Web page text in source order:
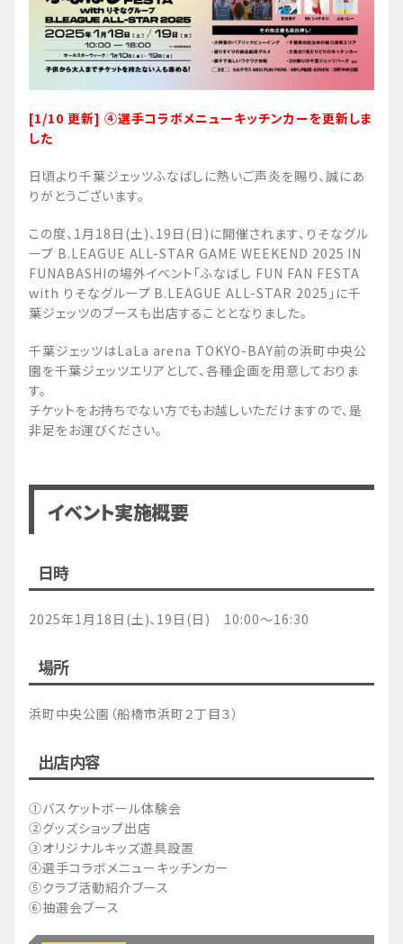
[1/10 更新] ④選手コラボメニューキッチンカーを更新しま
した
日頃より千葉ジェッツふなばしに熱いご声炎を賜り、誠にあ
りがとうございます。
この度、1月18日(土)、19日(日)に開催されます、りそなグル
ープ B.LEAGUE ALL-STAR GAME WEEKEND 2025 IN
FUNABASHIの場外イベント「ふなばし FUN FAN FESTA
with りそなグループ B.LEAGUE ALL-STAR 2025」に千
葉ジェッツのブースも出店することとなりました。
千葉ジェッツはLaLa arena TOKYO-BAY前の浜町中央公
園を千葉ジェッツエリアとして、各種企画を用意しておりま
す。
チケットをお持ちでない方でもお越しいただけますので、是
非足をお運びください。
イベント実施概要
日時
2025年1月18日(土)、19日(日) 10:00～16:30
場所
浜町中央公園（船橋市浜町２丁目３）
出店内容
①バスケットボール体験会
②グッズショップ出店
③オリジナルキッズ遊具設置
④選手コラボメニューキッチンカー
⑤クラブ活動紹介ブース
⑥抽選会ブース